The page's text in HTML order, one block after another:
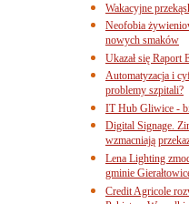
Wakacyjne
Neofobia
nowych smaków
Ukazał się Raport
Automatyzacja i
problemy szpitali?
IT Hub Gliwice -
Digital Signage.
wzmacniają
Lena Lighting
gminie
Credit Agricole